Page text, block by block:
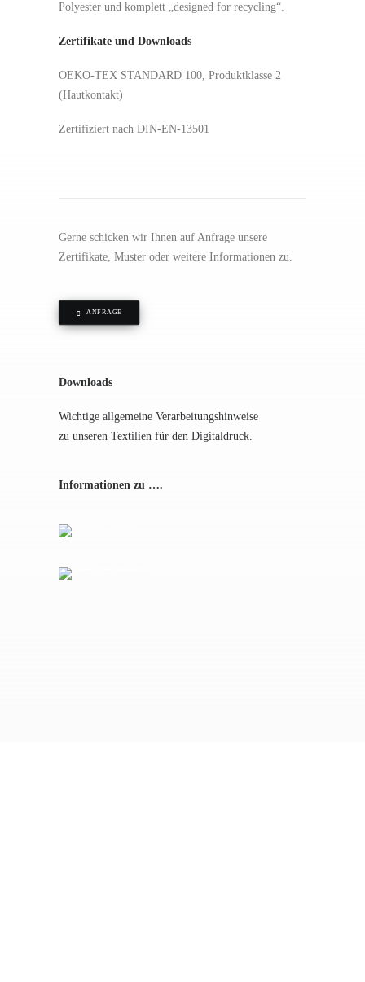
Polyester und komplett „designed for recycling“.
Zertifikate und Downloads
OEKO-TEX STANDARD 100, Produktklasse 2
(Hautkontakt)
Zertifiziert nach DIN-EN-13501
Gerne schicken wir Ihnen auf Anfrage unsere
Zertifikate, Muster oder weitere Informationen zu.
ANFRAGE
Downloads
Wichtige allgemeine Verarbeitungshinweise
zu unseren Textilien für den Digitaldruck.
Informationen zu ….